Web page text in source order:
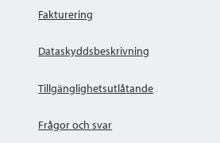
Fakturering
Dataskyddsbeskrivning
Tillgänglighetsutlåtande
Frågor och svar